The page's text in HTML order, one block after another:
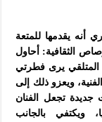
أنه يقدمها للمتعة
الثقافية: أحاول
المتلقي يرى فطرتي
ويعزو ذلك إلى
جديدة تجعل الفنان
ويكتفي بالجانب